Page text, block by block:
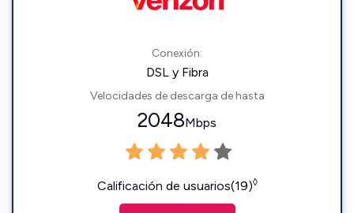
Conexión:
DSL y Fibra
Velocidades de descarga de hasta
2048Mbps
Calificación de usuarios(19)◊